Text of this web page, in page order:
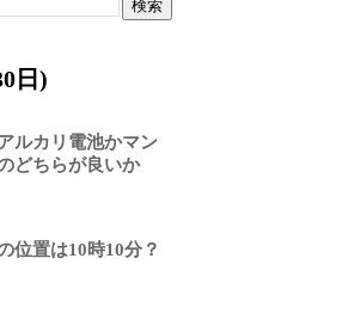
日)
ルカリ電池かマン
どちらが良いか
位置は10時10分？